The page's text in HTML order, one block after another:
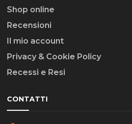
Shop online
Recensioni
Il mio account
Privacy & Cookie Policy
Recessi e Resi
CONTATTI